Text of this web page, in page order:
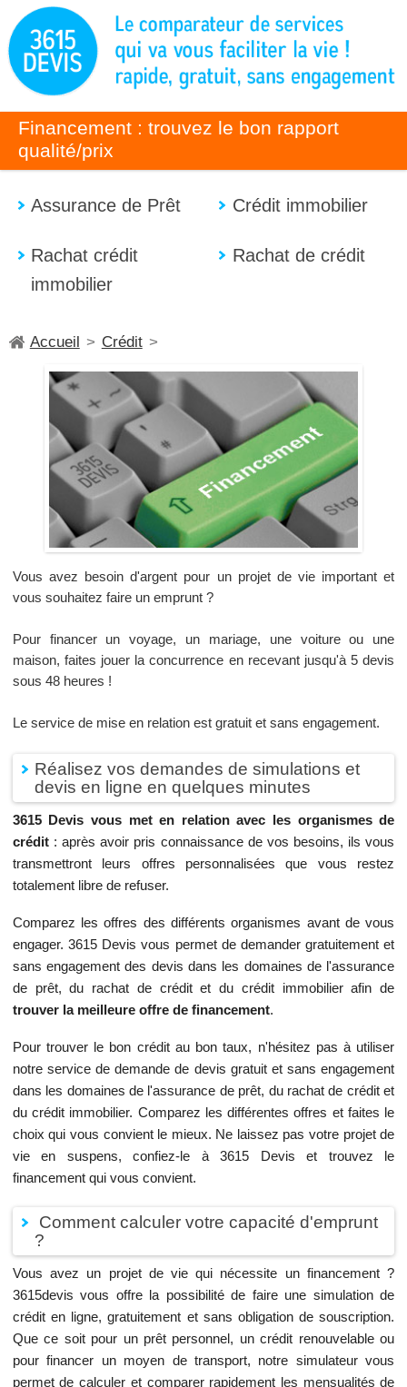
Financement : trouvez le bon rapport
qualité/prix
Assurance de Prêt Crédit immobilier
Rachat crédit
immobilier
Rachat de crédit
Accueil > Crédit >
Vous avez besoin d'argent pour un projet de vie important et
vous souhaitez faire un emprunt ?
Pour financer un voyage, un mariage, une voiture ou une
maison, faites jouer la concurrence en recevant jusqu'à 5 devis
sous 48 heures !
Le service de mise en relation est gratuit et sans engagement.
Réalisez vos demandes de simulations et
devis en ligne en quelques minutes
3615 Devis vous met en relation avec les organismes de
crédit: après avoir pris connaissance de vos besoins, ils vous
transmettront leurs offres personnalisées que vous restez
totalement libre de refuser.
Comparez les offres des différents organismes avant de vous
engager. 3615 Devis vous permet de demander gratuitement et
sans engagement des devis dans les domaines de l'assurance
de prêt, du rachat de crédit et du crédit immobilier afin de
trouver la meilleure offre de financement.
Pour trouver le bon crédit au bon taux, n'hésitez pas à utiliser
notre service de demande de devis gratuit et sans engagement
dans les domaines de l'assurance de prêt, du rachat de crédit et
du crédit immobilier. Comparez les différentes offres et faites le
choix qui vous convient le mieux. Ne laissez pas votre projet de
vie en suspens, confiez-le à 3615 Devis et trouvez le
financement qui vous convient.
Comment calculer votre capacité d'emprunt
?
Vous avez un projet de vie qui nécessite un financement ?
3615devis vous offre la possibilité de faire une simulation de
crédit en ligne, gratuitement et sans obligation de souscription.
Que ce soit pour un prêt personnel, un crédit renouvelable ou
pour financer un moyen de transport, notre simulateur vous
permet de calculer et comparer rapidement les mensualités de